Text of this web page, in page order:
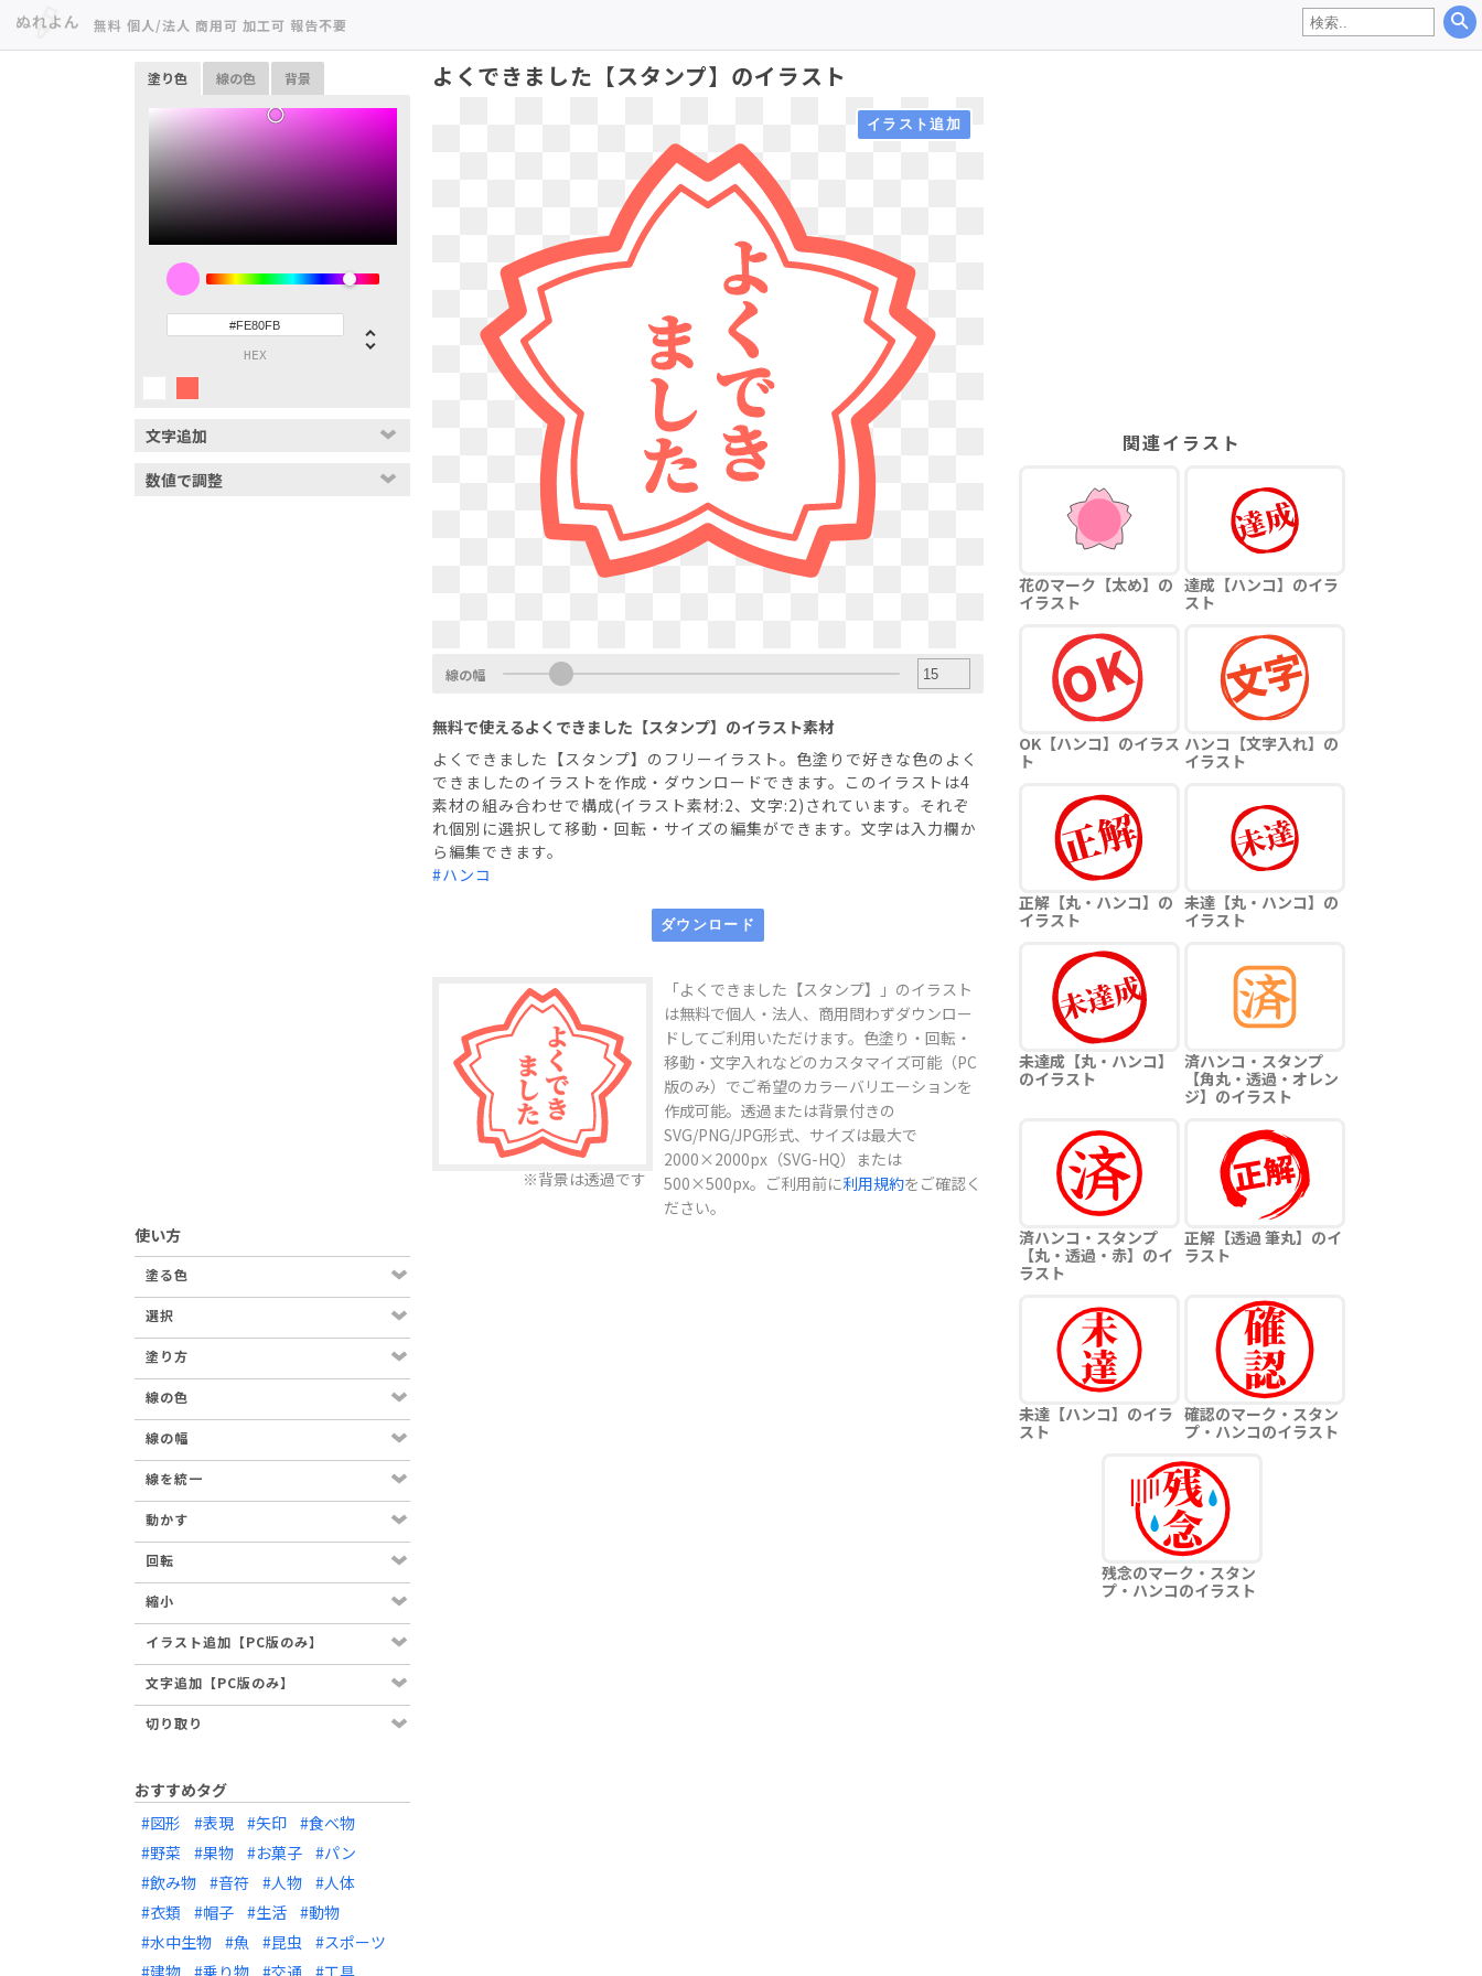
無料 個人/法人 商用可 加工可 報告不要
よくできました【スタンプ】のイラスト
よ
く
で
き
ま
し
た
線の幅
無料で使えるよくできました【スタンプ】のイラスト素材
よくできました【スタンプ】のフリーイラスト。色塗りで好きな色のよく
できましたのイラストを作成・ダウンロードできます。このイラストは4
素材の組み合わせで構成(イラスト素材:2、文字:2)されています。それぞ
れ個別に選択して移動・回転・サイズの編集ができます。文字は入力欄か
ら編集できます。
#ハンコ
利用規約
※背景は透過です
「よくできました【スタンプ】」のイラスト
は無料で個人・法人、商用問わずダウンロー
ドしてご利用いただけます。色塗り・回転・
移動・文字入れなどのカスタマイズ可能（PC
版のみ）でご希望のカラーバリエーションを
作成可能。透過または背景付きの
SVG/PNG/JPG形式、サイズは最大で
2000×2000px（SVG-HQ）または
500×500px。ご利用前に利用規約をご確認く
ださい。
塗り色 線の色 背景
HEX
文字追加
数値で調整
使い方
塗る色
選択
塗り方
線の色
線の幅
線を統一
動かす
回転
縮小
イラスト追加【PC版のみ】
文字追加【PC版のみ】
切り取り
おすすめタグ
#図形
#表現 #矢印 #食べ物
#野菜 #果物 #お菓子 #パン
#飲み物 #音符 #人物 #人体
#衣類
#帽子 #生活 #動物
#水中生物 #魚 #昆虫
#スポーツ
関連イラスト
花のマーク【太め】の
イラスト
達成【ハンコ】のイラ
スト
OK【ハンコ】のイラス
ト
ハンコ【文字入れ】の
イラスト
正解【丸・ハンコ】の
イラスト
未達【丸・ハンコ】の
イラスト
未達成【丸・ハンコ】
のイラスト
済ハンコ・スタンプ
【角丸・透過・オレン
ジ】のイラスト
済ハンコ・スタンプ
【丸・透過・赤】のイ
ラスト
正解【透過 筆丸】のイ
ラスト
未達【ハンコ】のイラ
スト
確認のマーク・スタン
プ・ハンコのイラスト
残念のマーク・スタン
プ・ハンコのイラスト